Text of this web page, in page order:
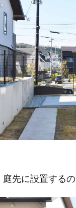
庭先に設置する